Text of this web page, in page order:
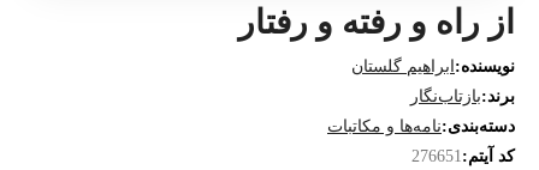
از راه و رفته و رفتار
نویسنده: ابراهیم گلستان
برند:بازتاب‌نگار
دسته‌بندی:نامه‌ها و مکاتبات
کد آیتم:276651